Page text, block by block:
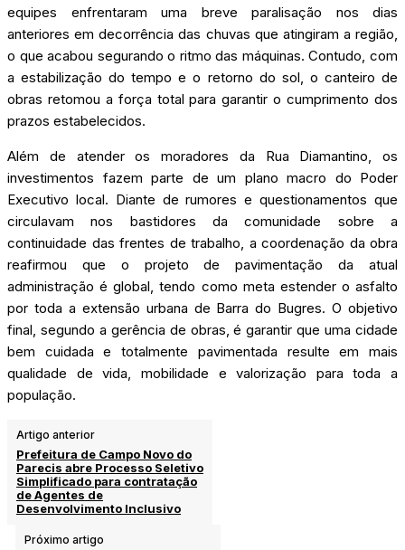
equipes enfrentaram uma breve paralisação nos dias
anteriores em decorrência das chuvas que atingiram a região,
o que acabou segurando o ritmo das máquinas. Contudo, com
a estabilização do tempo e o retorno do sol, o canteiro de
obras retomou a força total para garantir o cumprimento dos
prazos estabelecidos.
Além de atender os moradores da Rua Diamantino, os
investimentos fazem parte de um plano macro do Poder
Executivo local. Diante de rumores e questionamentos que
circulavam nos bastidores da comunidade sobre a
continuidade das frentes de trabalho, a coordenação da obra
reafirmou que o projeto de pavimentação da atual
administração é global, tendo como meta estender o asfalto
por toda a extensão urbana de Barra do Bugres. O objetivo
final, segundo a gerência de obras, é garantir que uma cidade
bem cuidada e totalmente pavimentada resulte em mais
qualidade de vida, mobilidade e valorização para toda a
população.
Artigo anterior
Prefeitura de Campo Novo do
Parecis abre Processo Seletivo
Simplificado para contratação
de Agentes de
Desenvolvimento Inclusivo
Próximo artigo